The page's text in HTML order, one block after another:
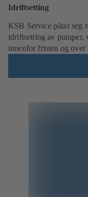
Idriftsetting
KSB Service påtar seg
idriftsetting av pumper,
innenfor fristen og over